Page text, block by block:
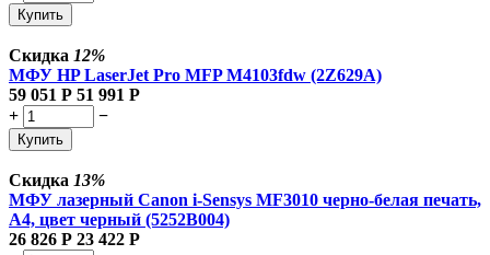
Купить
Скидка 12%
МФУ HP LaserJet Pro MFP M4103fdw (2Z629A)
59 051 Р 51 991 Р
+
−
Купить
Скидка 13%
МФУ лазерный Canon i-Sensys MF3010 черно-белая печать,
A4, цвет черный (5252B004)
26 826 Р 23 422 Р